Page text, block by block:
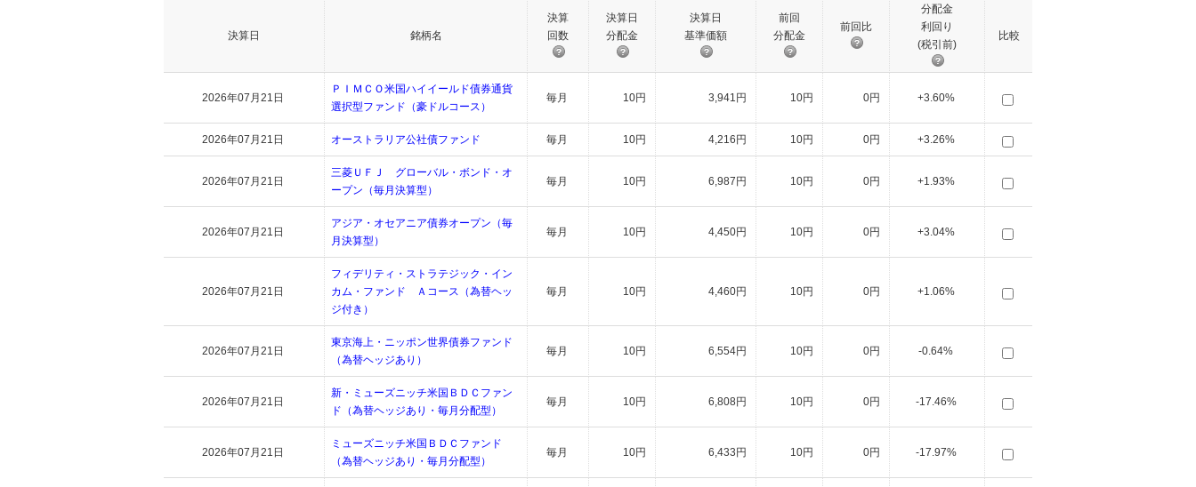
決算日 銘柄名
決算
回数
決算日
分配金
決算日
基準価額
前回
分配金
前回比
分配金
利回り
(税引前)
比較
2026年07月21日
ＰＩＭＣＯ米国ハイイールド債券通貨
選択型ファンド（豪ドルコース）
毎月 10円 3,941円 10円 0円 +3.60%
2026年07月21日 オーストラリア公社債ファンド 毎月 10円 4,216円 10円 0円 +3.26%
2026年07月21日
三菱ＵＦＪ グローバル・ボンド・オ
ープン（毎月決算型）
毎月 10円 6,987円 10円 0円 +1.93%
2026年07月21日
アジア・オセアニア債券オープン（毎
月決算型）
毎月 10円 4,450円 10円 0円 +3.04%
2026年07月21日
フィデリティ・ストラテジック・イン
カム・ファンド Ａコース（為替ヘッ
ジ付き）
毎月 10円 4,460円 10円 0円 +1.06%
2026年07月21日
東京海上・ニッポン世界債券ファンド
（為替ヘッジあり）
毎月 10円 6,554円 10円 0円 -0.64%
2026年07月21日
新・ミューズニッチ米国ＢＤＣファン
ド（為替ヘッジあり・毎月分配型）
毎月 10円 6,808円 10円 0円 -17.46%
2026年07月21日
ミューズニッチ米国ＢＤＣファンド
（為替ヘッジあり・毎月分配型）
毎月 10円 6,433円 10円 0円 -17.97%